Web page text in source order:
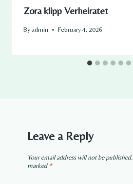
Zora klipp Verheiratet​
By admin February 4, 2026
Leave a Reply
Your email address will not be published.
marked *